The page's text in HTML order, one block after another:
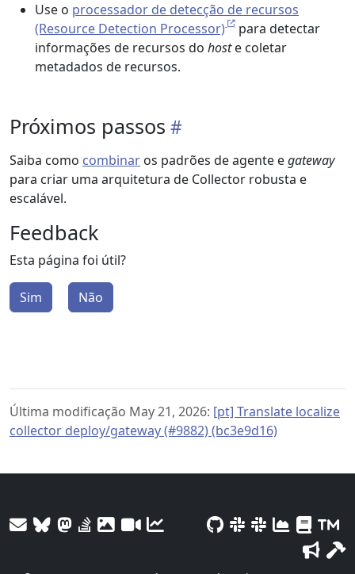
Use o processador de detecção de recursos
(Resource Detection Processor)
para detectar
informações de recursos do hoste coletar
metadados de recursos.
Próximos passos
Saiba como combinar os padrões de agente egateway
para criar uma arquitetura de Collector robusta e
escalável.
Feedback
Esta página foi útil?
Sim Não
Última modificação May 21, 2026: [pt] Translate localize
collector deploy/gateway (#9882) (bc3e9d16)